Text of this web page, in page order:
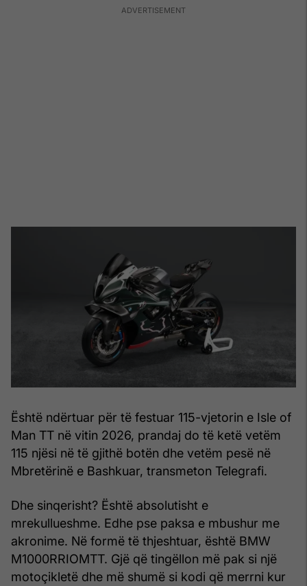
Është ndërtuar për të festuar 115-vjetorin e Isle of
Man TT në vitin 2026, prandaj do të ketë vetëm
115 njësi në të gjithë botën dhe vetëm pesë në
Mbretërinë e Bashkuar, transmeton Telegrafi.
Dhe sinqerisht? Është absolutisht e
mrekullueshme. Edhe pse paksa e mbushur me
akronime. Në formë të thjeshtuar, është BMW
M1000RRIOMTT. Gjë që tingëllon më pak si një
motoçikletë dhe më shumë si kodi që merrni kur